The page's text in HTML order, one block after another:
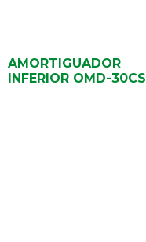
AMORTIGUADOR
INFERIOR OMD-30CS